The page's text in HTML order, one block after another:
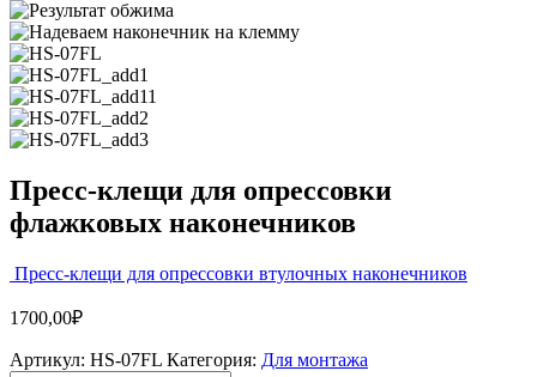
Пресс-клещи для опрессовки
флажковых наконечников
Пресс-клещи для опрессовки втулочных наконечников
1700,00₽
Артикул: HS-07FL Категория: Для монтажа